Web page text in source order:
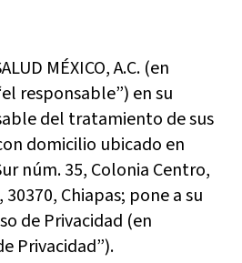
MÉXICO, A.C. (en
responsable”) en su
del tratamiento de sus
domicilio ubicado en
núm. 35, Colonia Centro,
Chiapas; pone a su
de Privacidad (en
Privacidad”).